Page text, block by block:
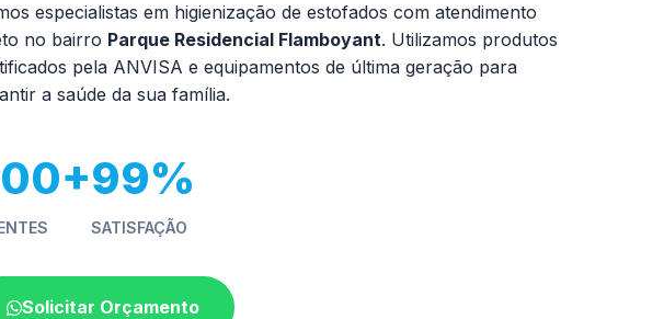
especialistas em higienização de estofados com atendimento
no bairro Parque Residencial Flamboyant. Utilizamos produtos
pela ANVISA e equipamentos de última geração para
a saúde da sua família.
99%
SATISFAÇÃO
Solicitar Orçamento